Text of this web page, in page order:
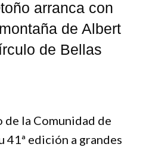
arranca con
de Albert
de Bellas
de la Comunidad de
41ª edición a grandes